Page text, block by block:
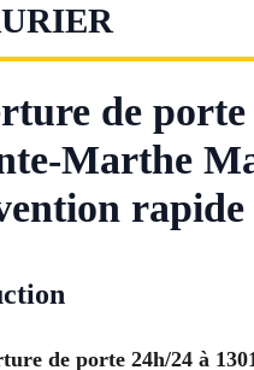
de porte
Marthe
rapide
de porte 24h/24 à